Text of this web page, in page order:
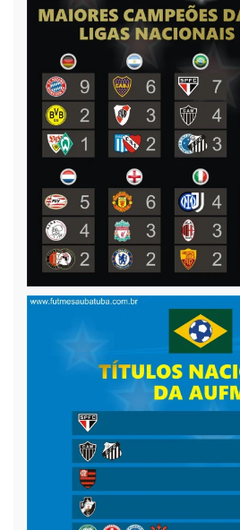
9 dezembro 2025
Foi realizada na noite
dezembro, o
temática (dadinho/
realização da 12ª edição
Mundial de Clubes, com [...]